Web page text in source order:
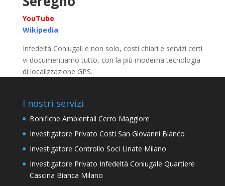
YouTube
Wikipedia
Infedeltà Coniugali e non solo, costi chiari e servizi certi
vi documentiamo tutto, con la più moderna tecnologia
di localizzazione GPS.
I nostri servizi
Bonifiche Ambientali Cerro Maggiore
Investigatore Privato Costi San Giovanni Bianco
Investigatore Controllo Soci Linate Milano
Investigatore Privato Infedeltà Coniugale Quartiere
Cascina Bianca Milano